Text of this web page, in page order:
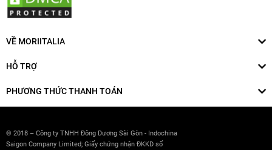
VỀ MORIITALIA
HỖ TRỢ
PHƯƠNG THỨC THANH TOÁN
© 2018 – Công ty TNHH Đông Dương Sài Gòn - Indochina
Saigon Company Limited; Giấy chứng nhận ĐKKD số